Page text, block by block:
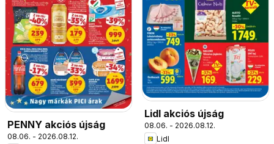
PENNY akciós újság
08.06. - 2026.08.12.
Lidl akciós újság
08.06. - 2026.08.12.
Lidl